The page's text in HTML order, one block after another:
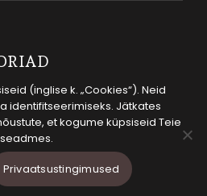
2026. Kõik õigused kaitstud.
(inglise k. „Cookies“). Neid
identifitseerimiseks. Jätkates
et kogume küpsiseid Teie
seadmes.
Privaatsustingimused